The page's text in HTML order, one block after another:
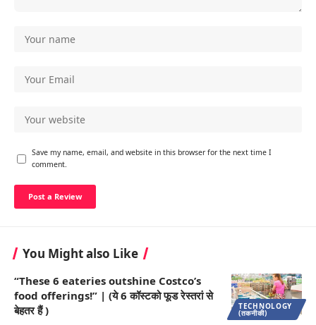
Save my name, email, and website in this browser for the next time I
comment.
You Might also Like
TECHNOLOGY
(तकनीकी)
“These 6 eateries outshine Costco’s
food offerings!” | (ये 6 कॉस्टको फूड रेस्तरां से
बेहतर हैं )